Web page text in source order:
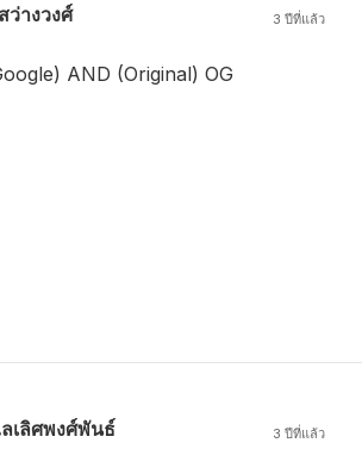
ว่างวงศ์ 3 ปีที่แล้ว
AND (Original) OG​
ลเลิศพงศ์พันธ์ 3 ปีที่แล้ว